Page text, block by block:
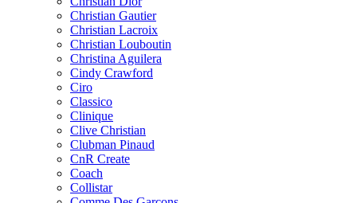
Christian Gautier
Christian Lacroix
Christian Louboutin
Christina Aguilera
Cindy Crawford
Ciro
Classico
Clinique
Clive Christian
Clubman Pinaud
CnR Create
Coach
Collistar